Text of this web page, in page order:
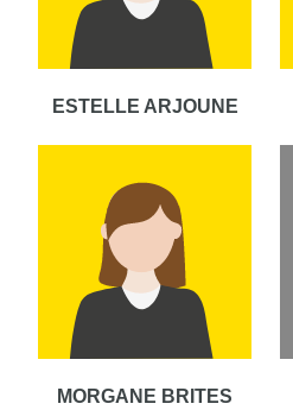
ESTELLE ARJOUNE
MORGANE BRITES